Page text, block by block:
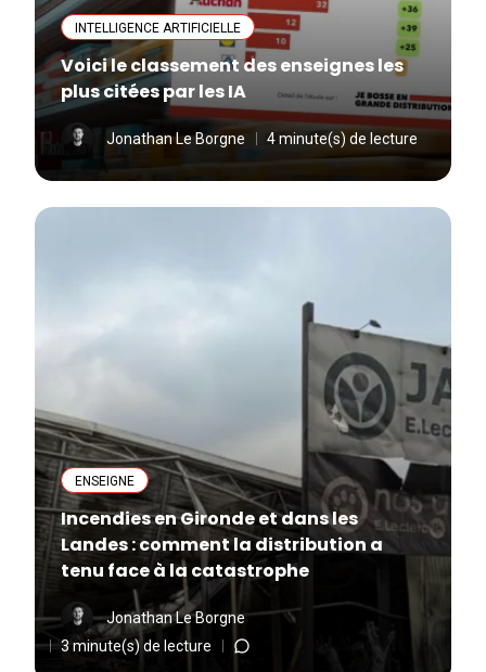
INTELLIGENCE ARTIFICIELLE
Voici le classement des enseignes les
plus citées par les IA
Jonathan Le Borgne 4 minute(s) de lecture
ENSEIGNE
Incendies en Gironde et dans les
Landes : comment la distribution a
tenu face à la catastrophe
Jonathan Le Borgne
3 minute(s) de lecture